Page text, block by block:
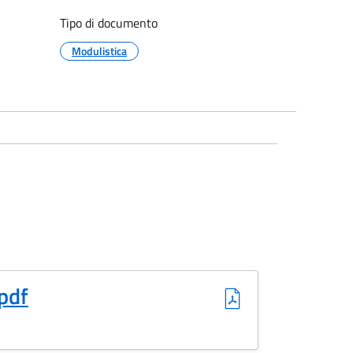
Tipo di documento
Modulistica